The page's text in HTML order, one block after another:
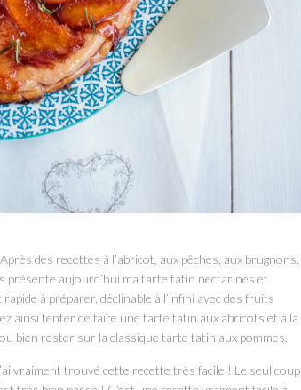
des recettes à l’abricot, aux pêches, aux brugnons,
présente aujourd’hui ma tarte tatin nectarines et
à préparer, déclinable à l’infini avec des fruits
ainsi tenter de faire une tarte tatin aux abricots et à la
bien rester sur la classique tarte tatin aux pommes.
vraiment trouvé cette recette très facile ! Le seul coup